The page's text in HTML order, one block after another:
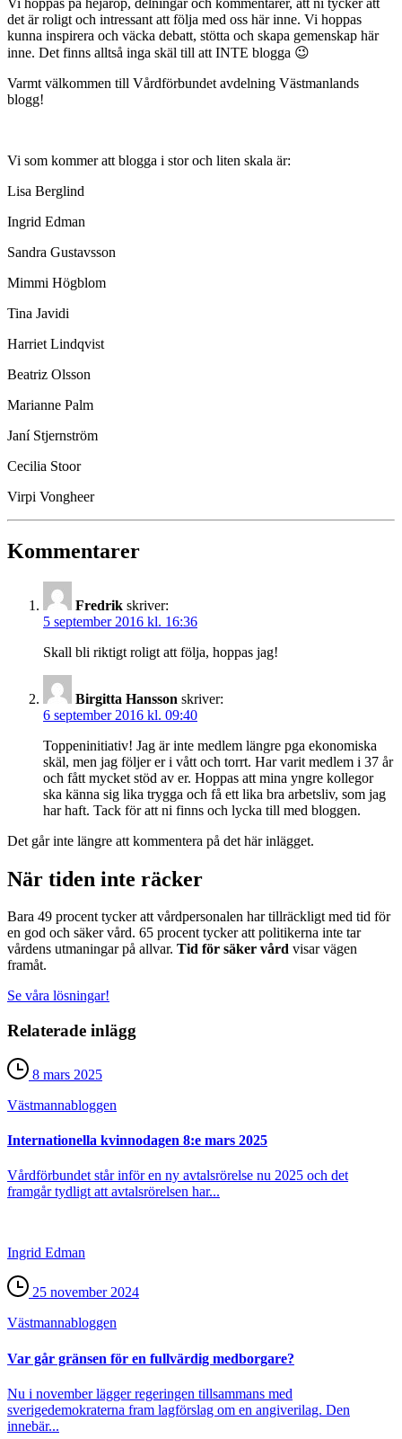
det är roligt och intressant att följa med oss här inne. Vi hoppas
kunna inspirera och väcka debatt, stötta och skapa gemenskap här
inne. Det finns alltså inga skäl till att INTE blogga 😉
Varmt välkommen till Vårdförbundet avdelning Västmanlands
blogg!
Vi som kommer att blogga i stor och liten skala är:
Lisa Berglind
Ingrid Edman
Sandra Gustavsson
Mimmi Högblom
Tina Javidi
Harriet Lindqvist
Beatriz Olsson
Marianne Palm
Janí Stjernström
Cecilia Stoor
Virpi Vongheer
Kommentarer
Fredrik skriver:
5 september 2016 kl. 16:36
Skall bli riktigt roligt att följa, hoppas jag!
Birgitta Hansson skriver:
6 september 2016 kl. 09:40
Toppeninitiativ! Jag är inte medlem längre pga ekonomiska
skäl, men jag följer er i vått och torrt. Har varit medlem i 37 år
och fått mycket stöd av er. Hoppas att mina yngre kollegor
ska känna sig lika trygga och få ett lika bra arbetsliv, som jag
har haft. Tack för att ni finns och lycka till med bloggen.
Det går inte längre att kommentera på det här inlägget.
När tiden inte räcker
Bara 49 procent tycker att vårdpersonalen har tillräckligt med tid för
en god och säker vård. 65 procent tycker att politikerna inte tar
vårdens utmaningar på allvar. Tid för säker vård visar vägen
framåt.
Se våra lösningar!
Relaterade inlägg
8 mars 2025
Västmanna­bloggen
Internationella kvinnodagen 8:e mars 2025
Vårdförbundet står inför en ny avtalsrörelse nu 2025 och det
framgår tydligt att avtalsrörelsen har...
Ingrid Edman
25 november 2024
Västmanna­bloggen
Var går gränsen för en fullvärdig medborgare?
Nu i november lägger regeringen tillsammans med
sverigedemokraterna fram lagförslag om en angiverilag. Den
innebär...